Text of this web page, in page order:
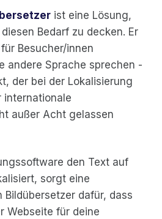
ist eine Lösung,
Bedarf zu decken. Er
Besucher/innen
andere Sprache sprechen -
der bei der Lokalisierung
internationale
außer Acht gelassen
den Text auf
sorgt eine
Bildübersetzer dafür, dass
Webseite für deine